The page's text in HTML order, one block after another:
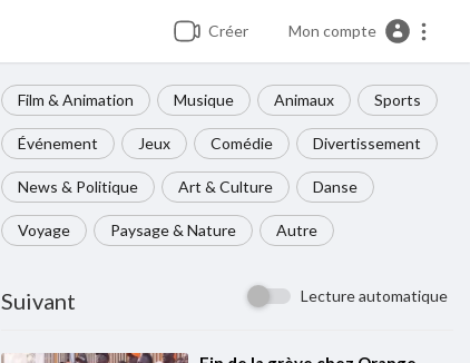
Créer Mon compte
Film & Animation Musique Animaux Sports
Événement Jeux Comédie Divertissement
News & Politique Art & Culture Danse
Voyage Paysage & Nature Autre
Suivant Lecture automatique